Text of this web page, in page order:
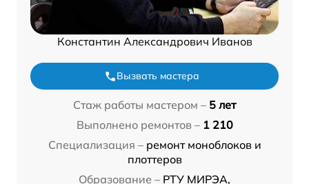
Константин Александрович Иванов
Вызвать мастера
Стаж работы мастером – 5 лет
Выполнено ремонтов – 1 210
Специализация – ремонт моноблоков и
плоттеров
Образование – РТУ МИРЭА,